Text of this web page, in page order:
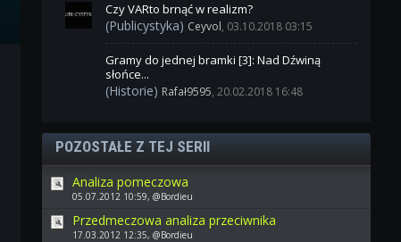
Czy VARto brnąć w realizm?
(Publicystyka) Ceyvol, 03.10.2018 03:15
Gramy do jednej bramki [3]: Nad Dźwiną
słońce...
(Historie) Rafał9595, 20.02.2018 16:48
POZOSTAŁE Z TEJ SERII
Analiza pomeczowa
05.07.2012 10:59, @Bordieu
Przedmeczowa analiza przeciwnika
17.03.2012 12:35, @Bordieu